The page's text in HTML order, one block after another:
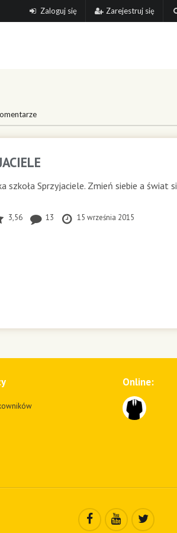
Zaloguj się Zarejestruj się
szkoła Sprzyjaciele. Zmień siebie a świat
3,56 13 15 września 2015
Online: